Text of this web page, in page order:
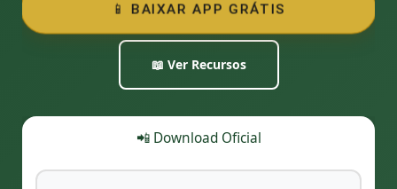
📱 BAIXAR APP GRÁTIS
📖 Ver Recursos
📲 Download Oficial